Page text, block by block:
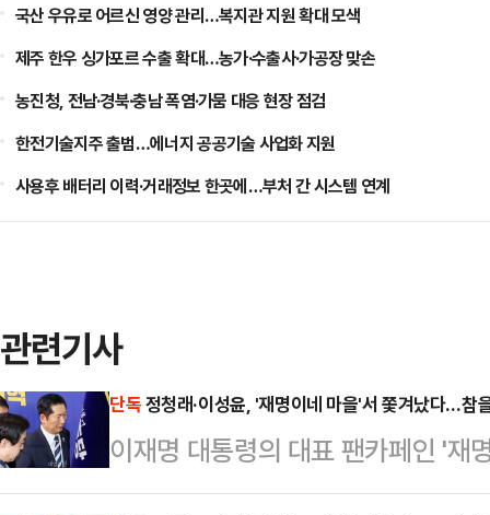
국산 우유로 어르신 영양 관리…복지관 지원 확대 모색
제주 한우 싱가포르 수출 확대…농가·수출사·가공장 맞손
농진청, 전남·경북·충남 폭염·가뭄 대응 현장 점검
한전기술지주 출범…에너지 공공기술 사업화 지원
사용후 배터리 이력·거래정보 한곳에…부처 간 시스템 연계
관련기사
단독정청래·이성윤, '재명이네 마을'서 쫓겨났다…참
이재명 대통령의 대표 팬카페인 '재
표와 이성윤 최고위원이 강제 탈퇴